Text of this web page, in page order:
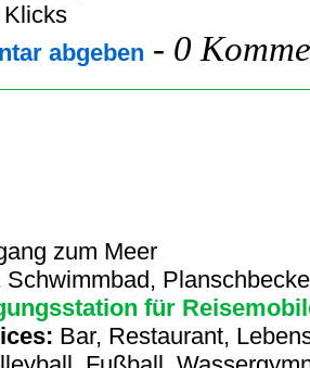
Klicks
abgeben - 0
zum Meer
Schwimmbad,
für
Bar, Restaurant,